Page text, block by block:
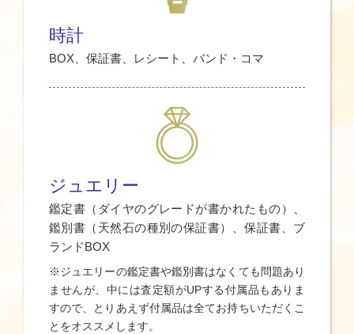
時計
BOX、保証書、レシート、バンド・コマ
ジュエリー
鑑定書（ダイヤのグレードが書かれたもの）、
鑑別書（天然石の種別の保証書）、保証書、ブ
ランドBOX
※ジュエリーの鑑定書や鑑別書はなくても問題あり
ませんが、中には査定額がUPする付属品もありま
すので、とりあえず付属品は全てお持ちいただくこ
とをオススメします。